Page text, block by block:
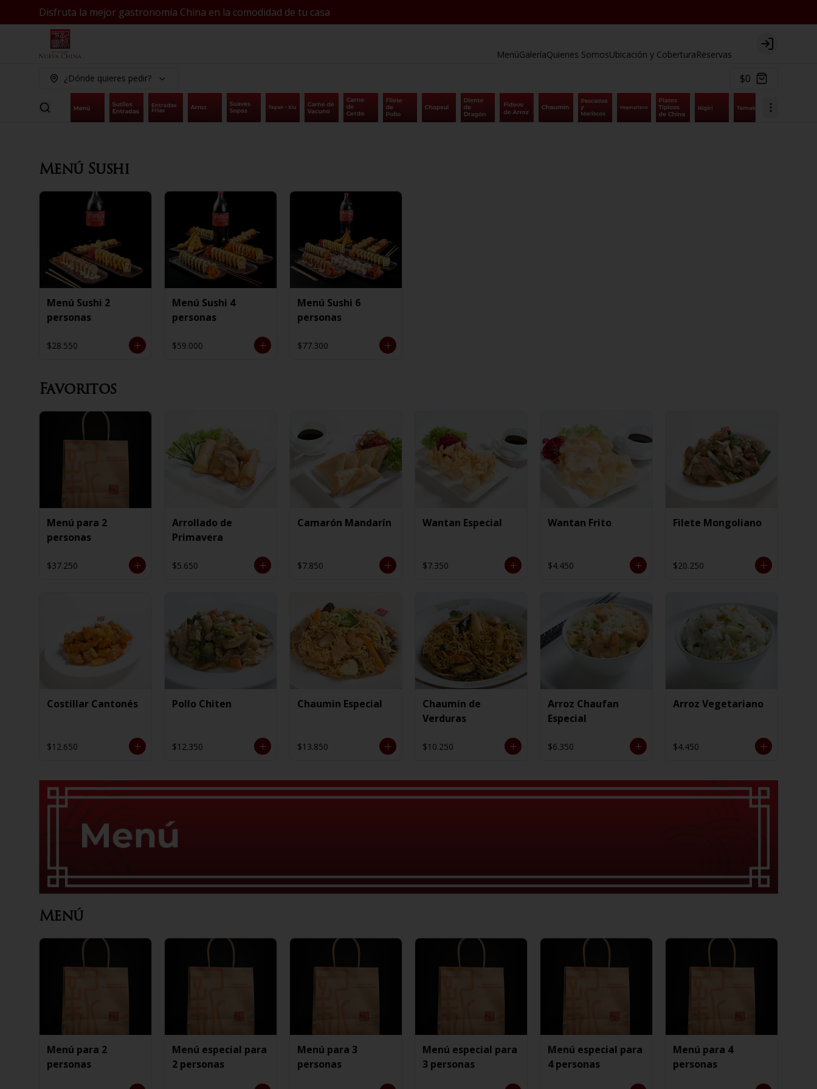
Disfruta la mejor gastronomía China en la comodidad de tu casa
MenúGaleríaQuienes SomosUbicación y CoberturaReservas Login
¿Dónde quieres pedir? $0
Menú Sushi
Menú Sushi 2
personas
$28.550
Menú Sushi 4
personas
$59.000
Menú Sushi 6
personas
$77.300
Favoritos
Menú para 2
personas
$37.250
Arrollado de
Primavera
$5.650
Camarón Mandarín
$7.850
Wantan Especial
$7.350
Wantan Frito
$4.450
Filete Mongoliano
$20.250
Costillar Cantonés
$12.650
Pollo Chiten
$12.350
Chaumin Especial
$13.850
Chaumin de
Verduras
$10.250
Arroz Chaufan
Especial
$6.350
Arroz Vegetariano
$4.450
Menú
Menú para 2
personas
Menú especial para
2 personas
Menú para 3
personas
Menú especial para
3 personas
Menú especial para
4 personas
Menú para 4
personas